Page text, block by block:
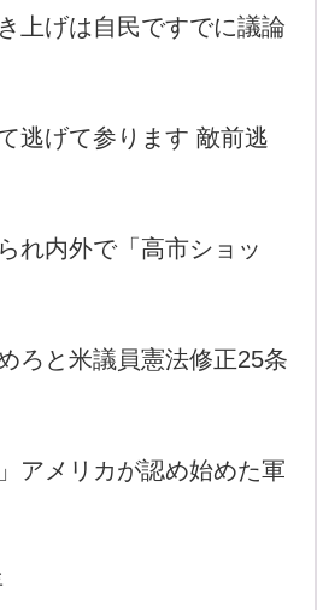
上げは自民ですでに議論
逃げて参ります 敵前逃
れ内外で「高市ショッ
ろと米議員憲法修正25条
アメリカが認め始めた軍